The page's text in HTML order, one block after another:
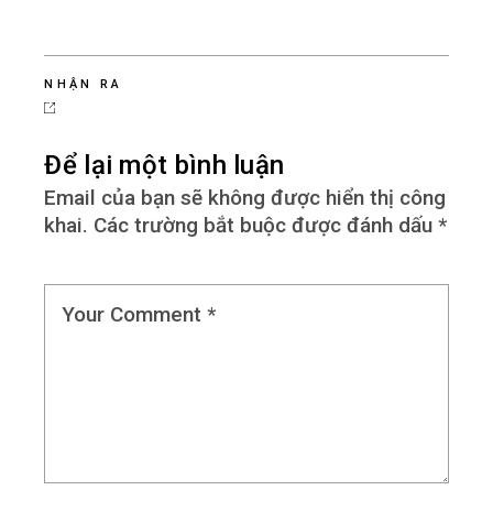
NHẬN RA
Để lại một bình luận
Email của bạn sẽ không được hiển thị công
khai. Các trường bắt buộc được đánh dấu*